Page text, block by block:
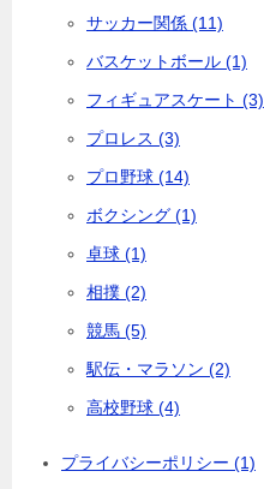
サッカー関係 (11)
バスケットボール (1)
フィギュアスケート (3)
プロレス (3)
プロ野球 (14)
ボクシング (1)
卓球 (1)
相撲 (2)
競馬 (5)
駅伝・マラソン (2)
高校野球 (4)
プライバシーポリシー (1)